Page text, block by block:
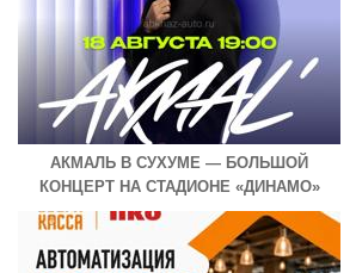
АКМАЛЬ В СУХУМЕ — БОЛЬШОЙ
КОНЦЕРТ НА СТАДИОНЕ «ДИНАМО»